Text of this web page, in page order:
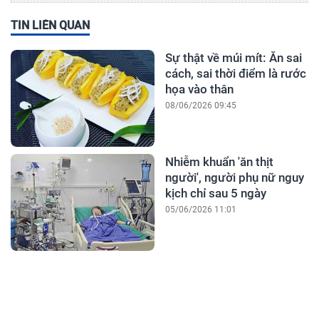
TIN LIÊN QUAN
Sự thật về múi mít: Ăn sai
cách, sai thời điểm là rước
họa vào thân
08/06/2026 09:45
Nhiễm khuẩn 'ăn thịt
người', người phụ nữ nguy
kịch chỉ sau 5 ngày
05/06/2026 11:01